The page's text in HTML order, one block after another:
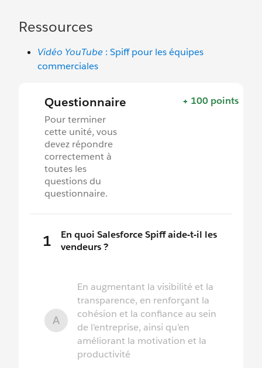
Ressources
Vidéo YouTube : Spiff pour les équipes
commerciales